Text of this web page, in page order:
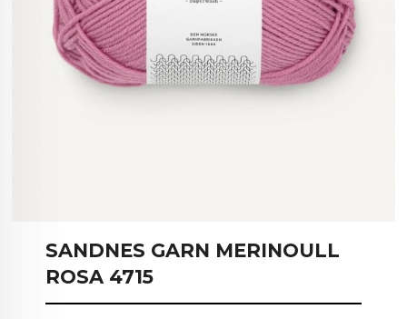
SANDNES GARN MERINOULL
ROSA 4715